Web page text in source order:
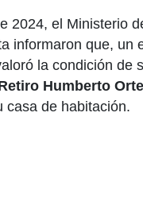
2024, el Ministerio
informaron que, un
la condición de
Humberto
casa de habitación.